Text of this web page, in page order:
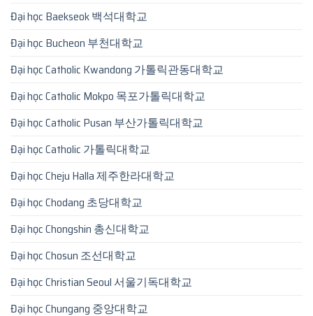
Đại học Baekseok 백석대학교
Đại học Bucheon 부천대학교
Đại học Catholic Kwandong 가톨릭관동대학교
Đại học Catholic Mokpo 목포가톨릭대학교
Đại học Catholic Pusan 부산가톨릭대학교
Đại học Catholic 가톨릭대학교
Đại học Cheju Halla 제주한라대학교
Đại học Chodang 초당대학교
Đại học Chongshin 총신대학교
Đại học Chosun 조선대학교
Đại học Christian Seoul 서울기독대학교
Đại học Chungang 중앙대학교